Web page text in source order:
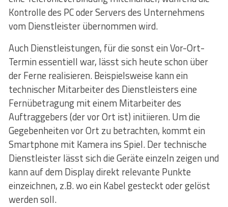
Kontrolle des PC oder Servers des Unternehmens
vom Dienstleister übernommen wird.
Auch Dienstleistungen, für die sonst ein Vor-Ort-
Termin essentiell war, lässt sich heute schon über
der Ferne realisieren. Beispielsweise kann ein
technischer Mitarbeiter des Dienstleisters eine
Fernübetragung mit einem Mitarbeiter des
Auftraggebers (der vor Ort ist) initiieren. Um die
Gegebenheiten vor Ort zu betrachten, kommt ein
Smartphone mit Kamera ins Spiel. Der technische
Dienstleister lässt sich die Geräte einzeln zeigen und
kann auf dem Display direkt relevante Punkte
einzeichnen, z.B. wo ein Kabel gesteckt oder gelöst
werden soll.